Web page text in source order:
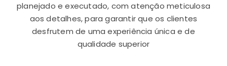
planejado e executado, com atenção meticulosa
aos detalhes, para garantir que os clientes
desfrutem de uma experiência única e de
qualidade superior